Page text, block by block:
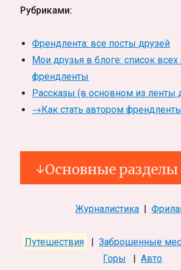
Рубриками:
Френдлента: все посты друзей
Мои друзья в блоге: список всех
френдленты
Рассказы (в основном из ленты
→Как стать автором
↓Основные разделы
Журналистика
Путешествия |Заброшенные
Горы
Авто